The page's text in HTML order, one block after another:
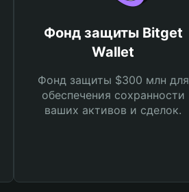
Фонд защиты Bitget
Wallet
Фонд защиты $300 млн для
обеспечения сохранности
ваших активов и сделок.